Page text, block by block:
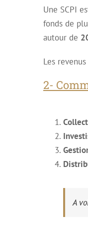
Une SCPI
fonds de
autour de
Les
2-
A